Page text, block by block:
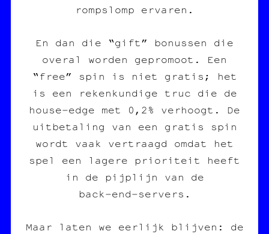
rompslomp ervaren.
En dan die “gift” bonussen die
overal worden gepromoot. Een
“free” spin is niet gratis; het
is een rekenkundige truc die de
house‑edge met 0,2% verhoogt. De
uitbetaling van een gratis spin
wordt vaak vertraagd omdat het
spel een lagere prioriteit heeft
in de pijplijn van de
back‑end‑servers.
Maar laten we eerlijk blijven: de